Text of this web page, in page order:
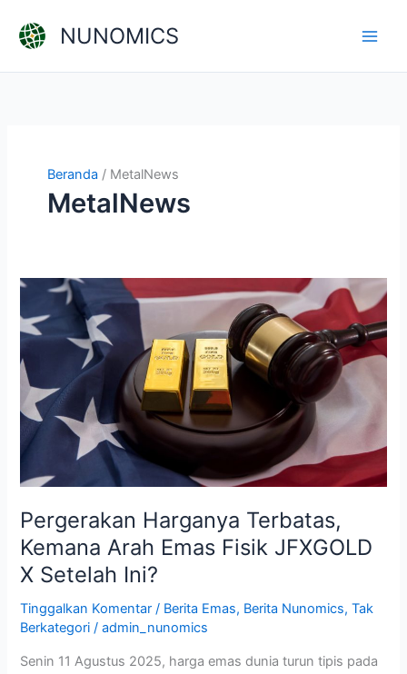
konten
NUNOMICS
Beranda MetalNews
MetalNews
Pergerakan Harganya Terbatas,
Kemana Arah Emas Fisik JFXGOLD
X Setelah Ini?
Tinggalkan Komentar / Berita Emas, Berita Nunomics,Tak
Berkategori /admin_nunomics
Senin 11 Agustus 2025, harga emas dunia turun tipis pada
Pergerakan
Harganya
Terbatas,
Kemana
Arah
Emas
Fisik
JFXGOLD
Setelah